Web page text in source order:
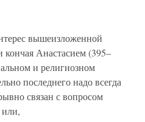
вышеизложенной
кончая Анастасием (395–
и религиозном
последнего надо всегда
связан с вопросом